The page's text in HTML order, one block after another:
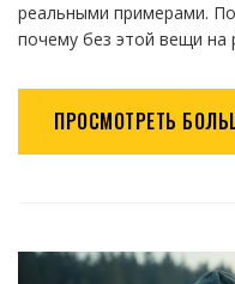
реальными примерами.
почему без этой вещи на
ПРОСМОТРЕТЬ